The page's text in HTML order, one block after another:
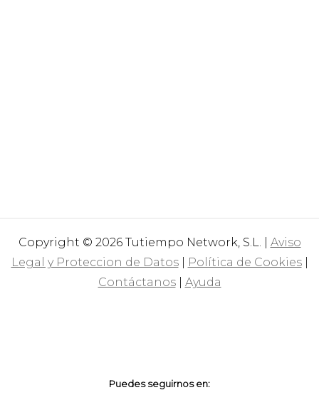
Copyright © 2026 Tutiempo Network, S.L. | Aviso
Legal y Proteccion de Datos| Política de Cookies|
Contáctanos| Ayuda
Puedes seguirnos en: